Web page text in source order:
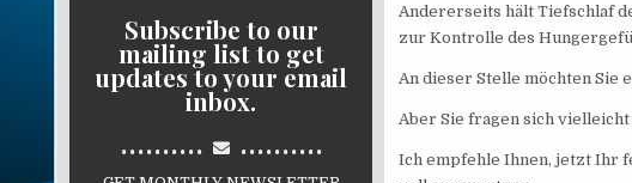
Andererseits hält Tiefschlaf
zur Kontrolle des
An dieser Stelle möchten Sie
Aber Sie fragen sich vielleicht
Ich empfehle Ihnen, jetzt Ihr
Subscribe to our
mailing list to get
updates to your email
inbox.
.......... ..........